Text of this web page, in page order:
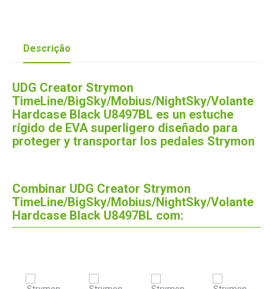
Descrição
UDG Creator Strymon
TimeLine/BigSky/Mobius/NightSky/Volante
Hardcase Black U8497BL es un estuche
rígido de EVA superligero diseñado para
proteger y transportar los pedales Strymon
Combinar UDG Creator Strymon
TimeLine/BigSky/Mobius/NightSky/Volante
Hardcase Black U8497BL com: